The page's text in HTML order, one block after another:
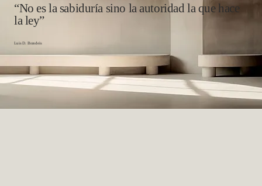
“No es la sabiduría sino la autoridad la que hace
la ley”
Luis D. Brandeis